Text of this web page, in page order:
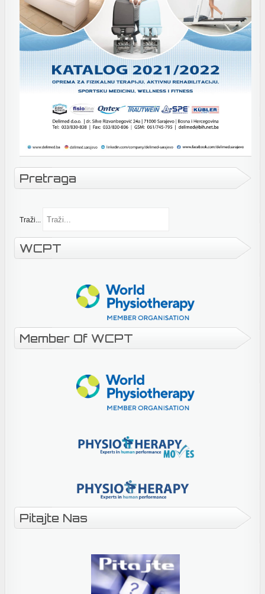
Pretraga
Traži...
WCPT
Member Of WCPT
Pitajte Nas